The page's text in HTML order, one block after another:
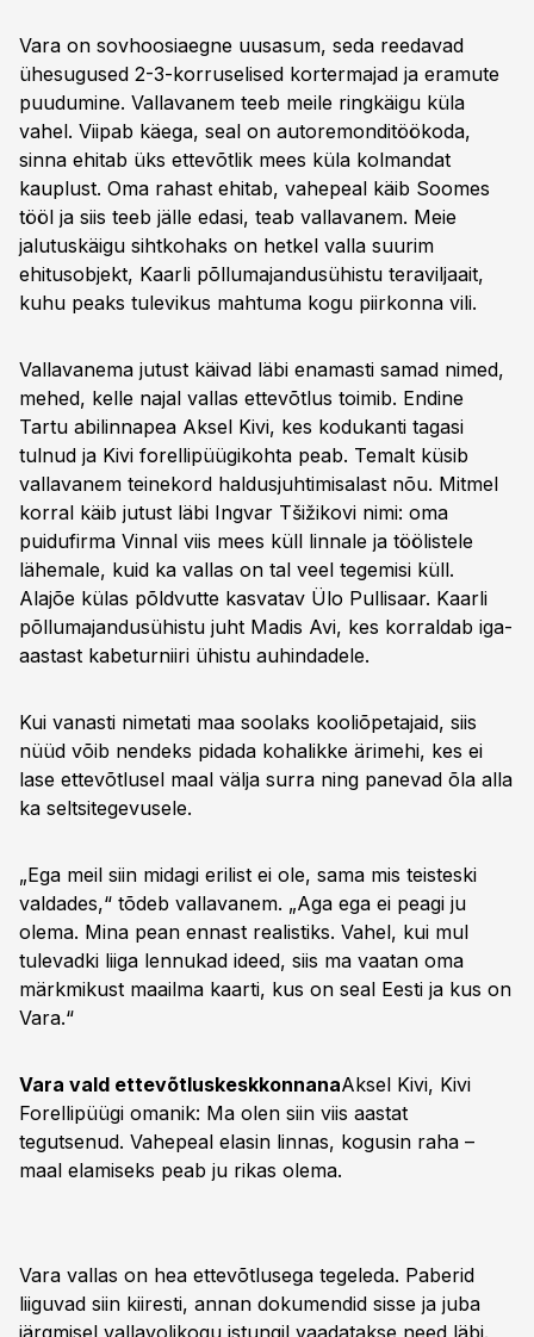
Vara on sovhoosiaegne uusasum, seda reedavad
ühesugused 2-3-korruselised kortermajad ja eramute
puudumine. Vallavanem teeb meile ringkäigu küla
vahel. Viipab käega, seal on autoremonditöökoda,
sinna ehitab üks ettevõtlik mees küla kolmandat
kauplust. Oma rahast ehitab, vahepeal käib Soomes
tööl ja siis teeb jälle edasi, teab vallavanem. Meie
jalutuskäigu sihtkohaks on hetkel valla suurim
ehitusobjekt, Kaarli põllumajandusühistu teraviljaait,
kuhu peaks tulevikus mahtuma kogu piirkonna vili.
Vallavanema jutust käivad läbi enamasti samad nimed,
mehed, kelle najal vallas ettevõtlus toimib. Endine
Tartu abilinnapea Aksel Kivi, kes kodukanti tagasi
tulnud ja Kivi forellipüügikohta peab. Temalt küsib
vallavanem teinekord haldusjuhtimisalast nõu. Mitmel
korral käib jutust läbi Ingvar Tšižikovi nimi: oma
puidufirma Vinnal viis mees küll linnale ja töölistele
lähemale, kuid ka vallas on tal veel tegemisi küll.
Alajõe külas põldvutte kasvatav Ülo Pullisaar. Kaarli
põllumajandusühistu juht Madis Avi, kes korraldab iga-
aastast kabeturniiri ühistu auhindadele.
Kui vanasti nimetati maa soolaks kooliõpetajaid, siis
nüüd võib nendeks pidada kohalikke ärimehi, kes ei
lase ettevõtlusel maal välja surra ning panevad õla alla
ka seltsitegevusele.
„Ega meil siin midagi erilist ei ole, sama mis teisteski
valdades,“ tõdeb vallavanem. „Aga ega ei peagi ju
olema. Mina pean ennast realistiks. Vahel, kui mul
tulevadki liiga lennukad ideed, siis ma vaatan oma
märkmikust maailma kaarti, kus on seal Eesti ja kus on
Vara.“
Vara vald ettevõtluskeskkonnanaAksel Kivi, Kivi
Forellipüügi omanik: Ma olen siin viis aastat
tegutsenud. Vahepeal elasin linnas, kogusin raha –
maal elamiseks peab ju rikas olema.
Vara vallas on hea ettevõtlusega tegeleda. Paberid
liiguvad siin kiiresti, annan dokumendid sisse ja juba
järgmisel vallavolikogu istungil vaadatakse need läbi.